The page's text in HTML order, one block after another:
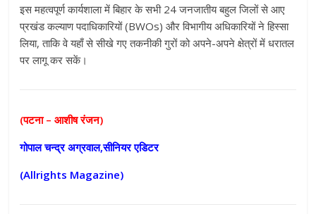
इस महत्वपूर्ण कार्यशाला में बिहार के सभी 24 जनजातीय बहुल जिलों से आए
प्रखंड कल्याण पदाधिकारियों (BWOs) और विभागीय अधिकारियों ने हिस्सा
लिया, ताकि वे यहाँ से सीखे गए तकनीकी गुरों को अपने-अपने क्षेत्रों में धरातल
पर लागू कर सकें।
(पटना – आशीष रंजन)
गोपाल चन्द्र अग्रवाल,सीनियर एडिटर
(Allrights Magazine)